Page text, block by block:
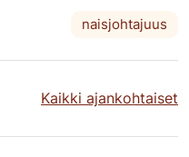
naisjohtajuus
Kaikki ajankohtaiset